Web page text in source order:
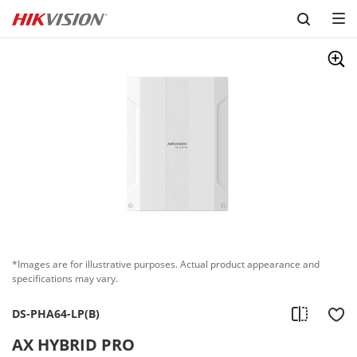
Skip to content
*Images are for illustrative purposes. Actual product appearance and
specifications may vary.
DS-PHA64-LP(B)
AX HYBRID PRO